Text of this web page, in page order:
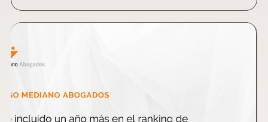
departamentos jurídicos.